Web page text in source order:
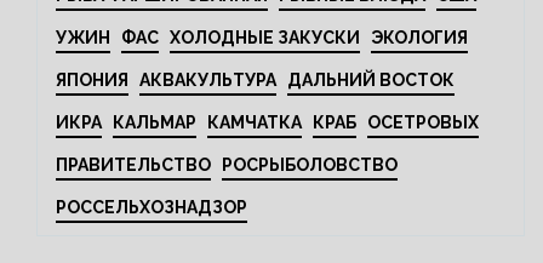
УЖИН ФАС ХОЛОДНЫЕ ЗАКУСКИ ЭКОЛОГИЯ
ЯПОНИЯ АКВАКУЛЬТУРА ДАЛЬНИЙ ВОСТОК
ИКРА КАЛЬМАР КАМЧАТКА КРАБ ОСЕТРОВЫХ
ПРАВИТЕЛЬСТВО РОСРЫБОЛОВСТВО
РОССЕЛЬХОЗНАДЗОР